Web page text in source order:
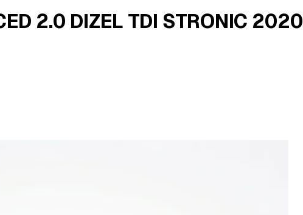
2.0 DIZEL TDI STRONIC 2020